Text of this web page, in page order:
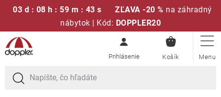
03 d : 08 h : 59 m : 43 s ZĽAVA -20 % na záhradný
nábytok | Kód: DOPPLER20
Prejsť
na
obsah
KOŠÍK
Sedacie súpravy
Slnečníky